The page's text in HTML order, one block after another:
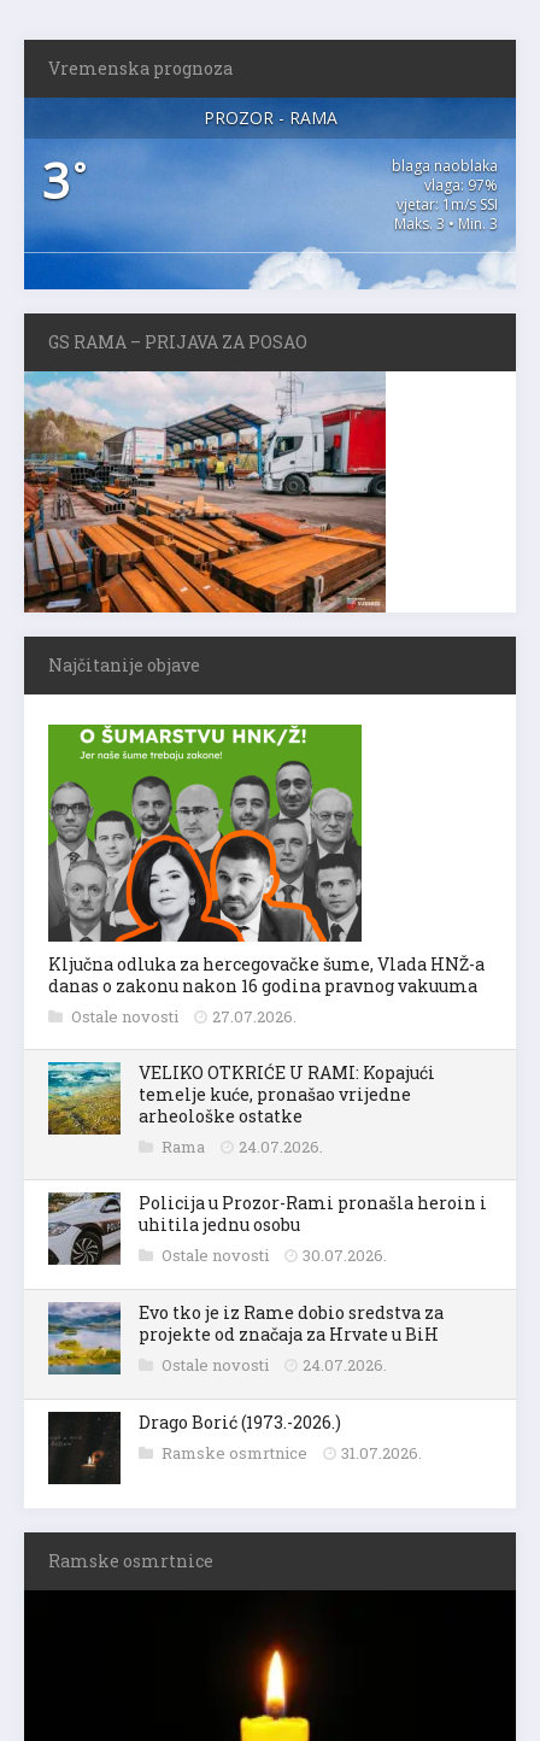
Vremenska prognoza
PROZOR - RAMA
3°
blaga naoblaka
vlaga: 97%
vjetar: 1m/s SSI
Maks. 3 • Min. 3
GS RAMA – PRIJAVA ZA POSAO
Najčitanije objave
Ključna odluka za hercegovačke šume, Vlada HNŽ-a
danas o zakonu nakon 16 godina pravnog vakuuma
Ostale novosti 27.07.2026.
VELIKO OTKRIĆE U RAMI: Kopajući
temelje kuće, pronašao vrijedne
arheološke ostatke
Rama 24.07.2026.
Policija u Prozor-Rami pronašla heroin i
uhitila jednu osobu
Ostale novosti 30.07.2026.
Evo tko je iz Rame dobio sredstva za
projekte od značaja za Hrvate u BiH
Ostale novosti 24.07.2026.
Drago Borić (1973.-2026.)
Ramske osmrtnice 31.07.2026.
Ramske osmrtnice